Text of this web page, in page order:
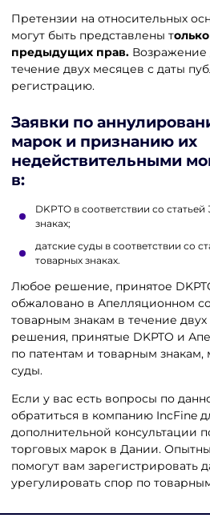
Претензии на относительных
могут быть представлены т
предыдущих прав.Возражение
течение двух месяцев с даты
регистрацию.
Заявки по
марок и признанию их
недействительными
в:
DKPTO в соответствии со
знаках;
датские суды в соответствии со
товарных знаках.
Любое решение, принятое
обжаловано в Апелляционном
товарным знакам в течение
решения, принятые DKPTO и
по патентам и товарным знакам,
суды.
Если у вас есть вопросы по
обратиться в компанию IncFine
дополнительной консультации
торговых марок в Дании.
помогут вам зарегистрировать
урегулировать спор по